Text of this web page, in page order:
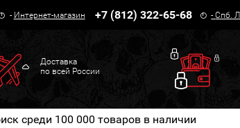
- Интернет-магазин +7 (812) 322-65-68 -Спб.
Доставка
по всей России